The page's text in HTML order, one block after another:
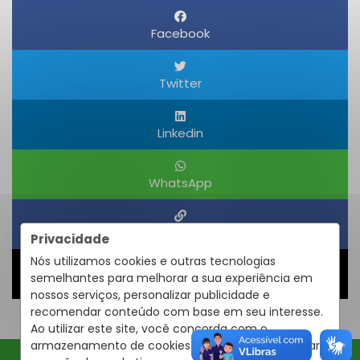
Privacidade
Nós utilizamos cookies e outras tecnologias
semelhantes para melhorar a sua experiência em
nossos serviços, personalizar publicidade e
recomendar conteúdo com base em seu interesse.
Ao utilizar este site, você concorda com o
armazenamento de cookies em seu dispositivo para
Facebook
Twitter
Linkedin
WhatsApp
Compartilhar